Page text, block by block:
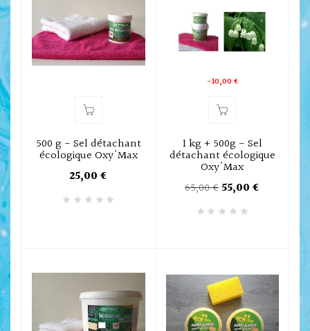
500 g - Sel détachant
écologique Oxy'Max
25,00 €
-10,00 €
1 kg + 500g - Sel
détachant écologique
Oxy'Max
65,00 €55,00 €